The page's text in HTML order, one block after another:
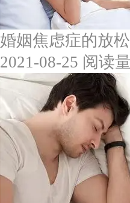
婚姻焦虑症的放
2021-08-25 阅读